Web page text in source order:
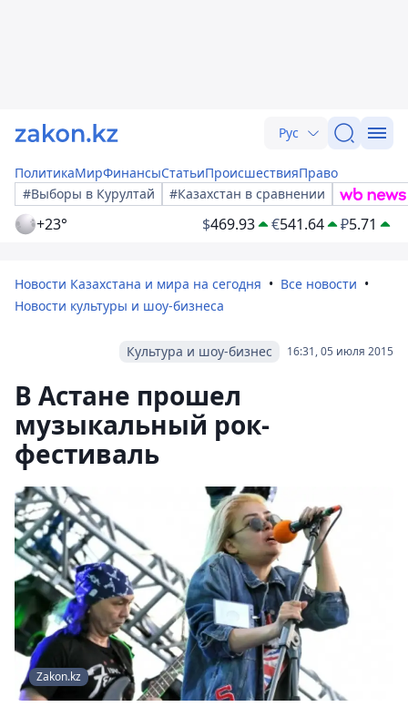
Рус
ПолитикаМирФинансыСтатьиПроисшествияПраво
#Выборы в Курултай
#Казахстан в сравнении
+23° $469.93 €541.64 ₽5.71
Новости Казахстана и мира на сегодня
Все новости
Новости культуры и шоу-бизнеса
16:31, 05 июля 2015
Культура и шоу-бизнес
В Астане прошел
музыкальный рок-
фестиваль
Zakon.kz